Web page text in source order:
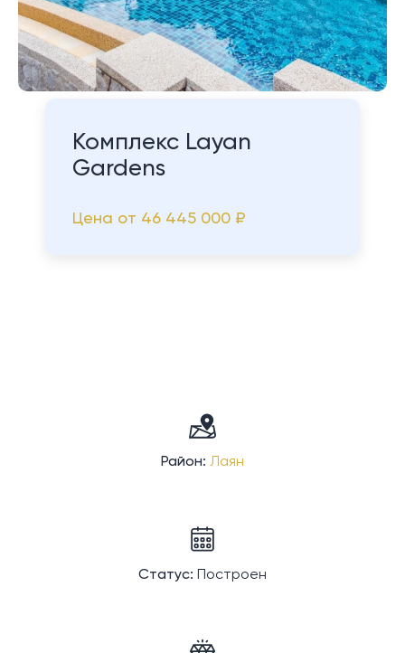
Комплекс Layan
Gardens
Цена от 46 445 000 ₽
Район: Лаян
Статус: Построен